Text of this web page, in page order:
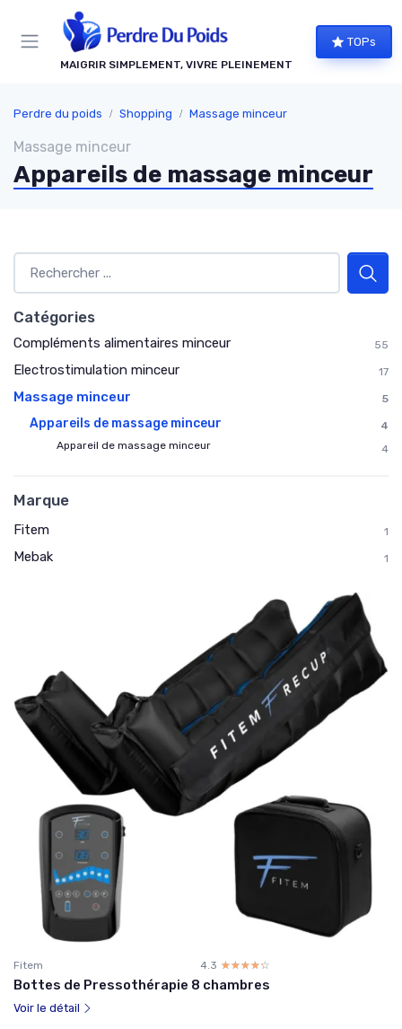
MAIGRIR SIMPLEMENT, VIVRE PLEINEMENT
TOPs
Perdre du poids Shopping Massage minceur
Massage minceur
Appareils de massage minceur
Catégories
Compléments alimentaires minceur 55
Electrostimulation minceur 17
Massage minceur 5
Appareils de massage minceur
4
Appareil de massage minceur
4
Marque
Fitem 1
Mebak 1
Fitem 4.3 ☆☆☆☆☆
★★★★★
Bottes de Pressothérapie 8 chambres
Voir le détail
Panneau de gestion des cookies